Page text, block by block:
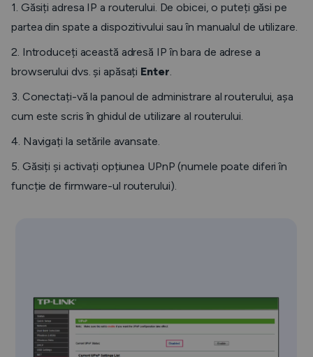
1. Găsiți adresa IP a routerului. De obicei, o puteți găsi pe
partea din spate a dispozitivului sau în manualul de utilizare.
2. Introduceți această adresă IP în bara de adrese a
browserului dvs. și apăsați Enter.
3. Conectați-vă la panoul de administrare al routerului, așa
cum este scris în ghidul de utilizare al routerului.
4. Navigați la setările avansate.
5. Găsiți și activați opțiunea UPnP (numele poate diferi în
funcție de firmware-ul routerului).